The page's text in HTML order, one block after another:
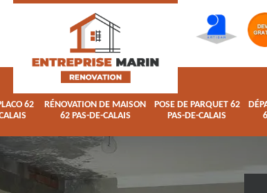
62
RÉNOVATION DE MAISON
62 PAS-DE-CALAIS
POSE DE PARQUET 62
PAS-DE-CALAIS